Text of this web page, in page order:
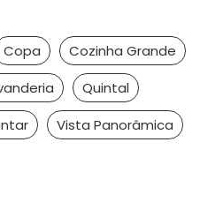
Copa
Cozinha Grande
Quintal
Vista Panorâmica